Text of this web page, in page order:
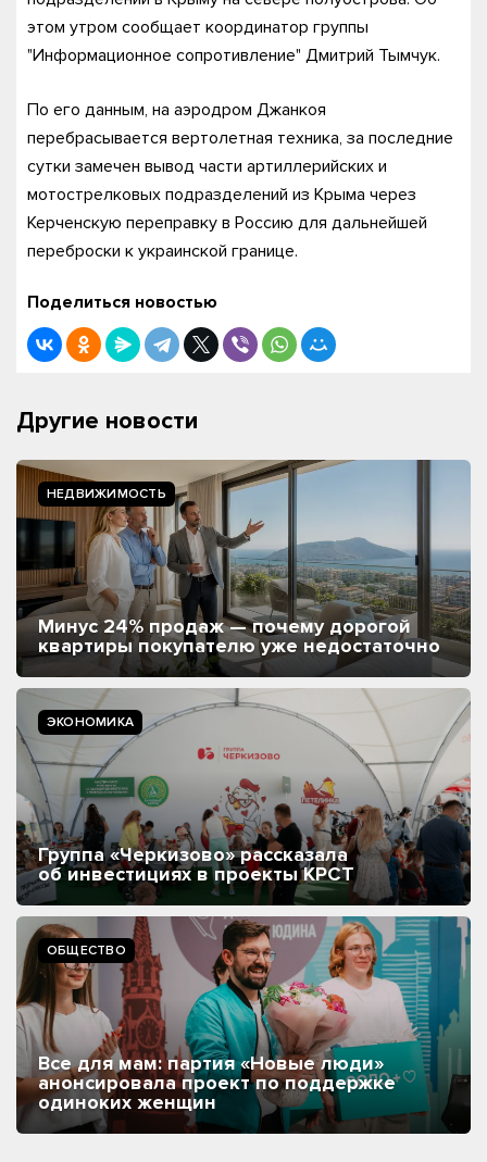
этом утром сообщает координатор группы
"Информационное сопротивление" Дмитрий Тымчук.
По его данным, на аэродром Джанкоя
перебрасывается вертолетная техника, за последние
сутки замечен вывод части артиллерийских и
мотострелковых подразделений из Крыма через
Керченскую переправку в Россию для дальнейшей
переброски к украинской границе.
Поделиться новостью
Другие новости
НЕДВИЖИМОСТЬ
Минус 24% продаж — почему дорогой
квартиры покупателю уже недостаточно
ЭКОНОМИКА
Группа «Черкизово» рассказала
об инвестициях в проекты КРСТ
ОБЩЕСТВО
Все для мам: партия «Новые люди»
анонсировала проект по поддержке
одиноких женщин